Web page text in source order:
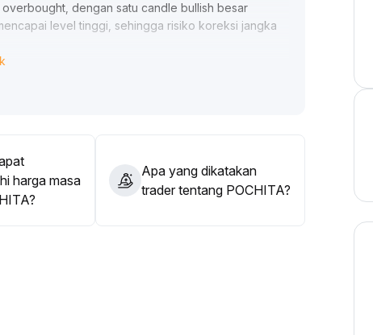
dengan satu candle bullish besar
level tinggi, sehingga risiko koreksi jangka
keuntungan sebagian secara bertahap di
volume transaksi tinggi), disiplin dalam
harga dari posisi tinggi
harga masa
Apa yang dikatakan
trader tentang POCHITA?